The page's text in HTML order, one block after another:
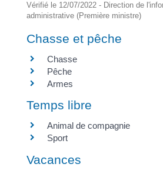
Vérifié le 12/07/2022 - Direction de
administrative (Première ministre)
Chasse et pêche
Chasse
Pêche
Armes
Temps libre
Animal de compagnie
Sport
Vacances